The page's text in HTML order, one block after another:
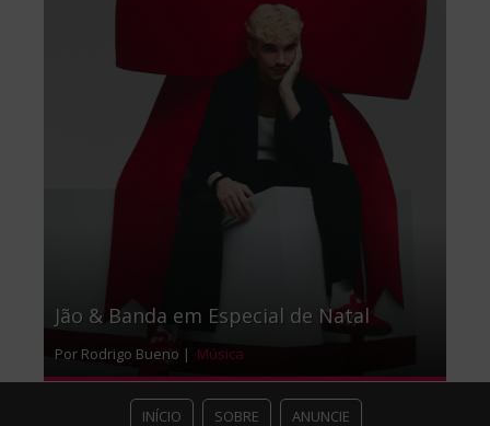
Jão & Banda em Especial de Natal
Por Rodrigo Bueno | Música
INÍCIO SOBRE ANUNCIE